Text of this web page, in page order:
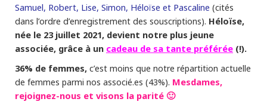
Samuel, Robert, Lise, Simon, Héloïse et Pascaline (cités
dans l’ordre d’enregistrement des souscriptions). Héloïse,
née le 23 juillet 2021, devient notre plus jeune
associée, grâce à un cadeau de sa tante préférée (!).
36% de femmes, c’est moins que notre répartition actuelle
de femmes parmi nos associé.es (43%). Mesdames,
rejoignez-nous et visons la parité 🙂